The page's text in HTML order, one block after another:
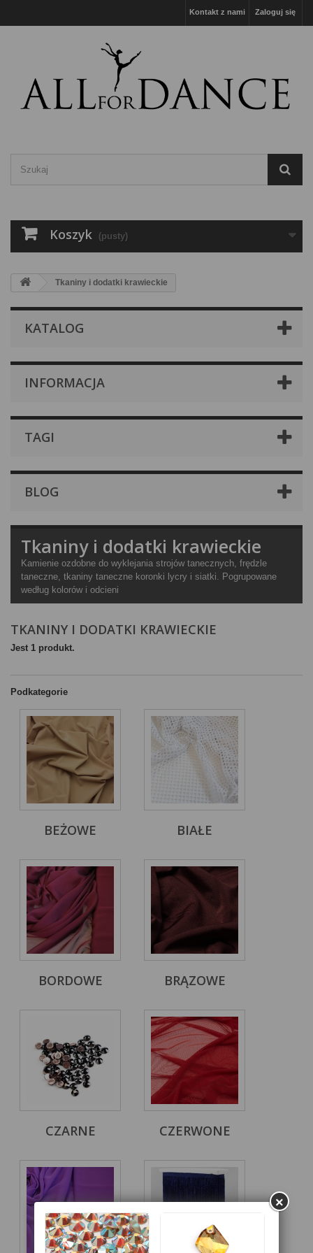
Zaloguj się
Kontakt z nami
Koszyk (pusty)
Tkaniny i dodatki krawieckie
KATALOG
INFORMACJA
TAGI
BLOG
Tkaniny i dodatki krawieckie
Kamienie ozdobne do wyklejania strojów tanecznych, frędzle
taneczne, tkaniny taneczne koronki lycry i siatki. Pogrupowane
według kolorów i odcieni
TKANINY I DODATKI KRAWIECKIE
Jest 1 produkt.
Podkategorie
BEŻOWE BIAŁE
BORDOWE BRĄZOWE
CZARNE CZERWONE
×